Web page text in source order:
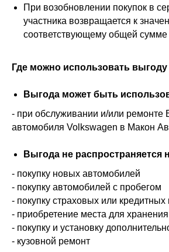
При возобновлении покупок в
участника возвращается к
соответствующему общей сумме
Где можно использовать выгоду
Выгода может быть
- при обслуживании и/или ремонте
автомобиля Volkswagen в Макон
Выгода не распространяется
- покупку новых автомобилей
- покупку автомобилей с пробегом
- покупку страховых или кредитных
- приобретение места для
- покупку и установку
- кузовной ремонт